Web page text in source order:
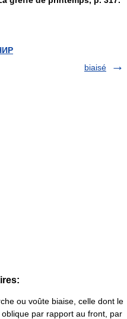
biaisé
ou voûte biaise, celle dont le
par rapport au front, par